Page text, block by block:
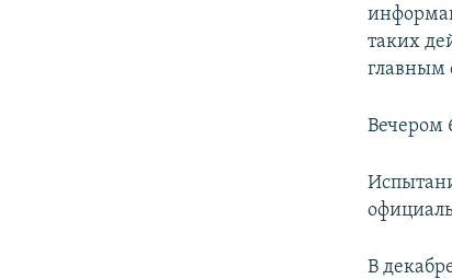
таких
главным
Вечером
В